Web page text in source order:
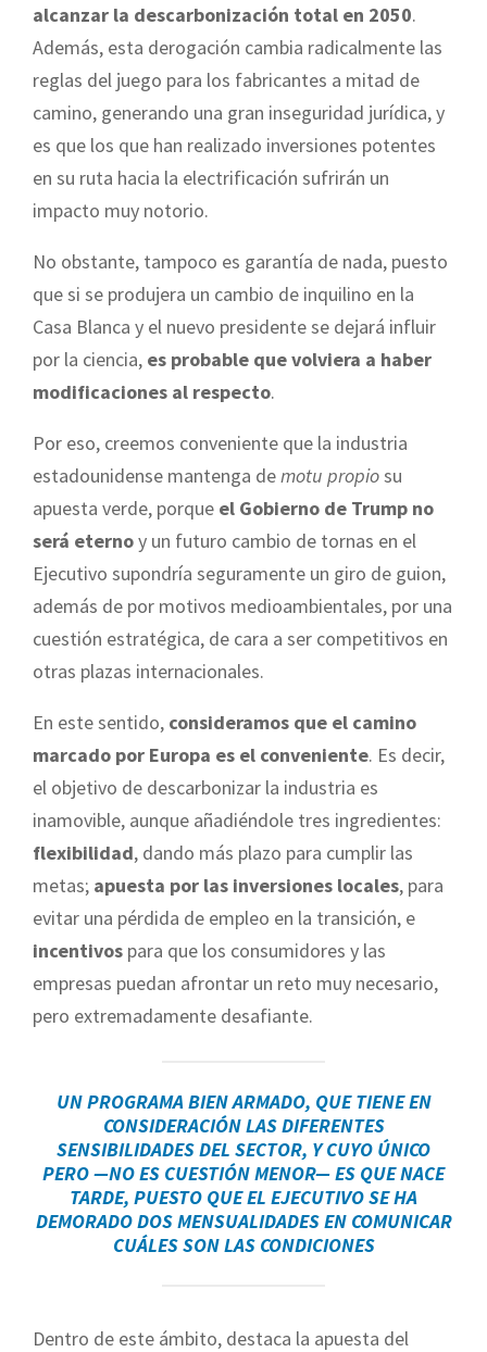
alcanzar la descarbonización total en 2050.
Además, esta derogación cambia radicalmente las
reglas del juego para los fabricantes a mitad de
camino, generando una gran inseguridad jurídica, y
es que los que han realizado inversiones potentes
en su ruta hacia la electrificación sufrirán un
impacto muy notorio.
No obstante, tampoco es garantía de nada, puesto
que si se produjera un cambio de inquilino en la
Casa Blanca y el nuevo presidente se dejará influir
por la ciencia, es probable que volviera a haber
modificaciones al respecto.
Por eso, creemos conveniente que la industria
estadounidense mantenga de motu propiosu
apuesta verde, porque el Gobierno de Trump no
será eternoy un futuro cambio de tornas en el
Ejecutivo supondría seguramente un giro de guion,
además de por motivos medioambientales, por una
cuestión estratégica, de cara a ser competitivos en
otras plazas internacionales.
En este sentido, consideramos que el camino
marcado por Europa es el conveniente. Es decir,
el objetivo de descarbonizar la industria es
inamovible, aunque añadiéndole tres ingredientes:
flexibilidad, dando más plazo para cumplir las
metas; apuesta por las inversiones locales, para
evitar una pérdida de empleo en la transición, e
incentivos para que los consumidores y las
empresas puedan afrontar un reto muy necesario,
pero extremadamente desafiante.
UN PROGRAMA BIEN ARMADO, QUETIENE EN
CONSIDERACIÓN LAS DIFERENTES
SENSIBILIDADES DEL SECTOR, Y CUYO ÚNICO
PERO —NO ES CUESTIÓN MENOR— ES QUE NACE
TARDE, PUESTO QUE EL EJECUTIVO SE HA
DEMORADO DOS MENSUALIDADES EN COMUNICAR
CUÁLES SON LAS CONDICIONES
Dentro de este ámbito, destaca la apuesta del